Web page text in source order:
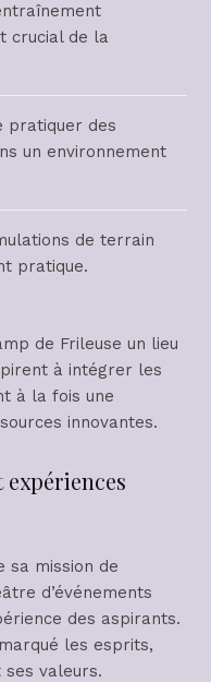
crucial de la
pratiquer des
un environnement
de terrain
pratique.
de Frileuse un lieu
à intégrer les
à la fois une
innovantes.
sa mission de
d’événements
des aspirants.
les esprits,
valeurs.